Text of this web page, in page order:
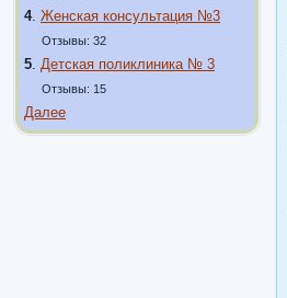
4. Женская консультация №3
Отзывы: 32
5 Детская поликлиника № 3
Отзывы: 15
Далее